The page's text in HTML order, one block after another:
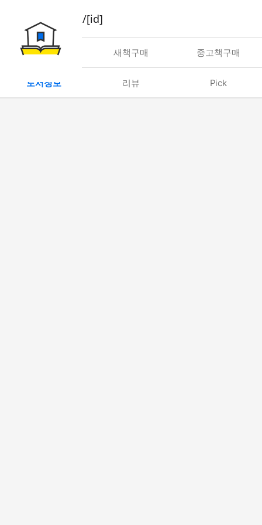
book/rent/[id]
대여 새책구매 중고책구매
도서정보 리뷰 Pick